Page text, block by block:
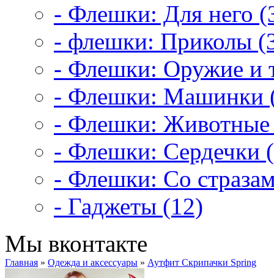
- Флешки: Для него
- флешки: Приколы
- Флешки: Оружие и
- Флешки: Машинки
- Флешки: Животные
- Флешки: Сердечки
- Флешки: Со
- Гаджеты (12)
Мы вконтакте
Главная » Одежда и аксессуары » Аутфит Скрипачки Spring